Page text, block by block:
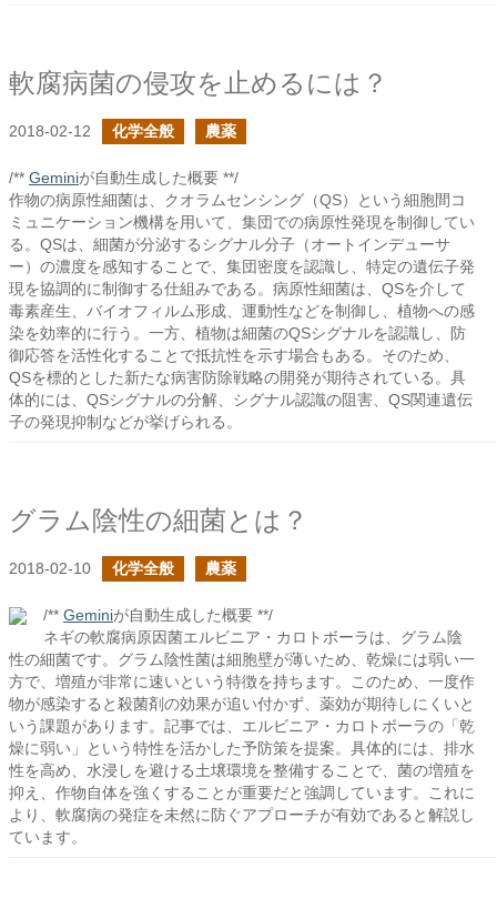
軟腐病菌の侵攻を止めるには？
2018-02-12 化学全般 農薬
/** Geminiが自動生成した概要 **/
作物の病原性細菌は、クオラムセンシング（QS）という細胞間コ
ミュニケーション機構を用いて、集団での病原性発現を制御してい
る。QSは、細菌が分泌するシグナル分子（オートインデューサ
ー）の濃度を感知することで、集団密度を認識し、特定の遺伝子発
現を協調的に制御する仕組みである。病原性細菌は、QSを介して
毒素産生、バイオフィルム形成、運動性などを制御し、植物への感
染を効率的に行う。一方、植物は細菌のQSシグナルを認識し、防
御応答を活性化することで抵抗性を示す場合もある。そのため、
QSを標的とした新たな病害防除戦略の開発が期待されている。具
体的には、QSシグナルの分解、シグナル認識の阻害、QS関連遺伝
子の発現抑制などが挙げられる。
グラム陰性の細菌とは？
2018-02-10 化学全般 農薬
/** Geminiが自動生成した概要 **/
ネギの軟腐病原因菌エルビニア・カロトボーラは、グラム陰
性の細菌です。グラム陰性菌は細胞壁が薄いため、乾燥には弱い一
方で、増殖が非常に速いという特徴を持ちます。このため、一度作
物が感染すると殺菌剤の効果が追い付かず、薬効が期待しにくいと
いう課題があります。記事では、エルビニア・カロトボーラの「乾
燥に弱い」という特性を活かした予防策を提案。具体的には、排水
性を高め、水浸しを避ける土壌環境を整備することで、菌の増殖を
抑え、作物自体を強くすることが重要だと強調しています。これに
より、軟腐病の発症を未然に防ぐアプローチが有効であると解説し
ています。